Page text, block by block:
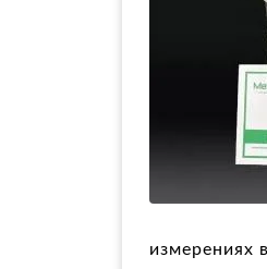
измерениях